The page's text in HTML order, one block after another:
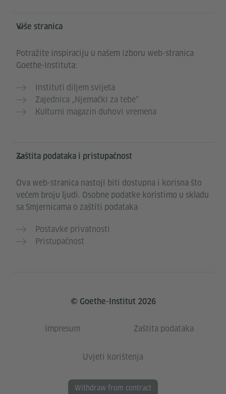
Više stranica
Potražite inspiraciju u našem izboru web-stranica
Goethe-Instituta:
Instituti diljem svijeta
Zajednica „Njemački za tebe“
Kulturni magazin duhovi vremena
Zaštita podataka i pristupačnost
Ova web-stranica nastoji biti dostupna i korisna što
većem broju ljudi. Osobne podatke koristimo u skladu
sa Smjernicama o zaštiti podataka
Postavke privatnosti
Pristupačnost
© Goethe-Institut 2026
Impresum Zaštita podataka
Uvjeti korištenja
Withdraw from contract